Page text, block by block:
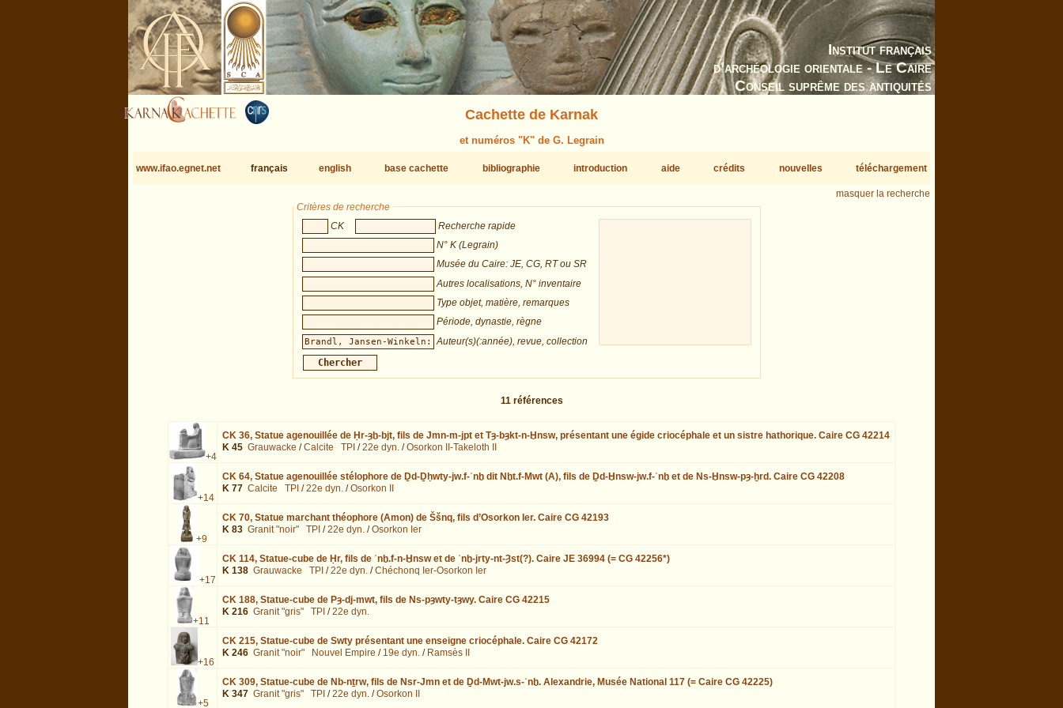
Institut français
d’archéologie orientale - Le Caire
Conseil suprême des antiquités
Cachette de Karnak
et numéros "K" de G. Legrain
www.ifao.egnet.net français english base cachette bibliographie introduction aide crédits nouvelles téléchargement
masquer la recherche
Critères de recherche
CK
Recherche rapide
N° K (Legrain)
Musée du Caire: JE, CG, RT ou SR
Autres localisations, N° inventaire
Type objet, matière, remarques
Période, dynastie, règne
Auteur(s)(:année), revue, collection
11 références
+4
CK 36, Statue agenouillée de Ḥr-ȝḫ-bjt, fils de Jmn-m-jpt et Tȝ-bȝkt-n-Ḫnsw, présentant une égide criocéphale et un sistre hathorique. Caire CG 42214
K 45 Grauwacke /Calcite TPI /22e dyn. /Osorkon II-Takeloth II
+14
CK 64, Statue agenouillée stélophore de Ḏd-Ḏḥwty-jw.f-ʿnḫ dit Nḫt.f-Mwt (A), fils de Ḏd-Ḫnsw-jw.f-ʿnḫ et de Ns-Ḫnsw-pȝ-ẖrd. Caire CG 42208
K 77 Calcite TPI /22e dyn. /Osorkon II
+9
CK 70, Statue marchant théophore (Amon) de Ššnq, fils d’Osorkon Ier. Caire CG 42193
K 83 Granit "noir" TPI /22e dyn. /Osorkon Ier
+17
CK 114, Statue-cube de Ḥr, fils de ʿnḫ.f-n-Ḫnsw et de ʿnḫ-jrty-nt-Ȝst(?). Caire JE 36994 (= CG 42256*)
K 138 Grauwacke TPI /22e dyn. /Chéchonq Ier-Osorkon Ier
+11
CK 188, Statue-cube de Pȝ-dj-mwt, fils de Ns-pȝwty-tȝwy. Caire CG 42215
K 216 Granit "gris" TPI /22e dyn.
+16
CK 215, Statue-cube de Swty présentant une enseigne criocéphale. Caire CG 42172
K 246 Granit "noir" Nouvel Empire / 19e dyn. / Ramsès II
+5
CK 309, Statue-cube de Nb-nṯrw, fils de Nsr-Jmn et de Ḏd-Mwt-jw.s-ʿnḫ. Alexandrie, Musée National 117 (= Caire CG 42225)
K 347 Granit "gris" TPI /22e dyn. /Osorkon II